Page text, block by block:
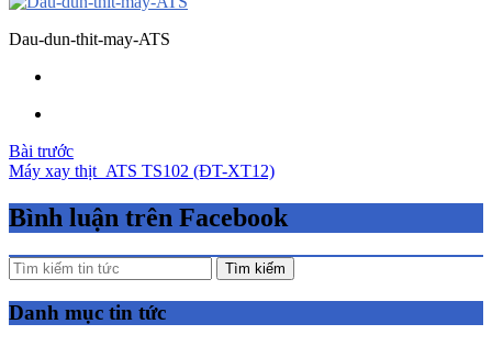
Dau-dun-thit-may-ATS
Điều
hướng
bài
Bài trước
Máy xay thịt ATS TS102 (ĐT-XT12)
Bình luận trên Facebook
Tìm kiếm
Danh mục tin tức